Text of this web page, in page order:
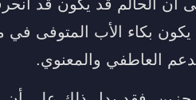
أن الحالم قد يكون قد
يكون بكاء الأب المتوفى في
العاطفي والمعنوي.